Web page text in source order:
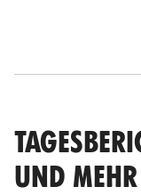
UND MEHR